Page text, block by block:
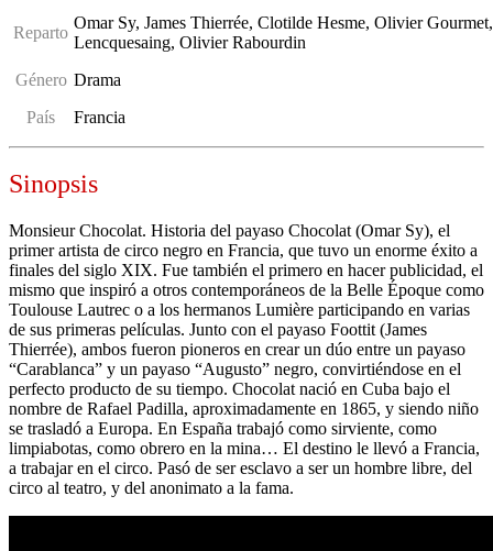
Reparto
Omar Sy, James Thierrée, Clotilde Hesme, Olivier
Lencquesaing, Olivier Rabourdin
Género Drama
País
Francia
Sinopsis
Monsieur Chocolat. Historia del payaso Chocolat (Omar Sy), el
primer artista de circo negro en Francia, que tuvo un enorme éxito a
finales del siglo XIX. Fue también el primero en hacer publicidad, el
mismo que inspiró a otros contemporáneos de la Belle Époque como
Toulouse Lautrec o a los hermanos Lumière participando en varias
de sus primeras películas. Junto con el payaso Foottit (James
Thierrée), ambos fueron pioneros en crear un dúo entre un payaso
“Carablanca” y un payaso “Augusto” negro, convirtiéndose en el
perfecto producto de su tiempo. Chocolat nació en Cuba bajo el
nombre de Rafael Padilla, aproximadamente en 1865, y siendo niño
se trasladó a Europa. En España trabajó como sirviente, como
limpiabotas, como obrero en la mina… El destino le llevó a Francia,
a trabajar en el circo. Pasó de ser esclavo a ser un hombre libre, del
circo al teatro, y del anonimato a la fama.